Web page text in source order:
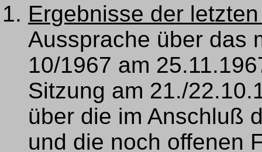
Ergebnisse der
Aussprache über das
10/1967 am
Sitzung am 21./
über die im Anschluß
und die noch offenen